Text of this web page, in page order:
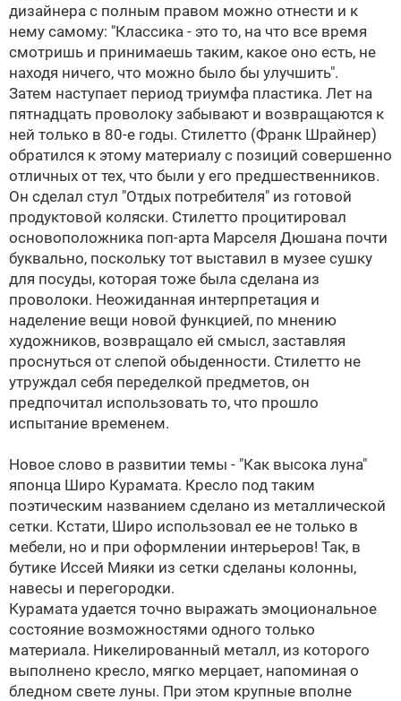
дизайнера с полным правом можно отнести и к
нему самому: "Классика - это то, на что все время
смотришь и принимаешь таким, какое оно есть, не
находя ничего, что можно было бы улучшить".
Затем наступает период триумфа пластика. Лет на
пятнадцать проволоку забывают и возвращаются к
ней только в 80-е годы. Стилетто (Франк Шрайнер)
обратился к этому материалу с позиций совершенно
отличных от тех, что были у его предшественников.
Он сделал стул "Отдых потребителя" из готовой
продуктовой коляски. Стилетто процитировал
основоположника поп-арта Марселя Дюшана почти
буквально, поскольку тот выставил в музее сушку
для посуды, которая тоже была сделана из
проволоки. Неожиданная интерпретация и
наделение вещи новой функцией, по мнению
художников, возвращало ей смысл, заставляя
проснуться от слепой обыденности. Стилетто не
утруждал себя переделкой предметов, он
предпочитал использовать то, что прошло
испытание временем.
Новое слово в развитии темы - "Как высока луна"
японца Широ Курамата. Кресло под таким
поэтическим названием сделано из металлической
сетки. Кстати, Широ использовал ее не только в
мебели, но и при оформлении интерьеров! Так, в
бутике Иссей Мияки из сетки сделаны колонны,
навесы и перегородки.
Курамата удается точно выражать эмоциональное
состояние возможностями одного только
материала. Никелированный металл, из которого
выполнено кресло, мягко мерцает, напоминая о
бледном свете луны. При этом крупные вполне